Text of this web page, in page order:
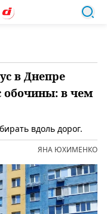
в Днепре
обочины: в чем
вдоль дорог.
ЯНА ЮХИМЕНКО